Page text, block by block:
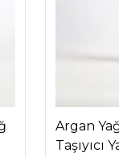
Argan
Taşıyıcı